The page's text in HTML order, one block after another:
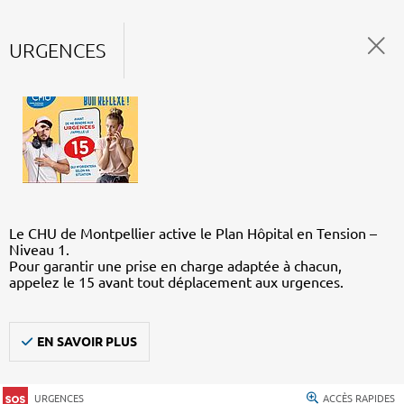
URGENCES
Le CHU de Montpellier active le Plan Hôpital en Tension –
Niveau 1.
Pour garantir une prise en charge adaptée à chacun,
appelez le 15 avant tout déplacement aux urgences.
EN SAVOIR PLUS
URGENCES ACCÈS RAPIDES